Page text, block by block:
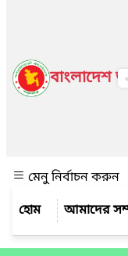
বাংলাদেশ
মেনু নির্বাচন করুন
আমাদের